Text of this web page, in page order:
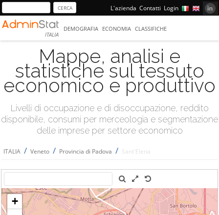
L'azienda Contatti Login
ITALIA
DEMOGRAFIA ECONOMIA CLASSIFICHE
Mappe, analisi e
statistiche sul tessuto
economico e produttivo
Livelli di occupazione e di disoccupazione, reddito
disponibile, consumi per merceologia e segmentazione
delle imprese per settore economico
ITALIA / Veneto / Provincia di Padova / Sant'Elena